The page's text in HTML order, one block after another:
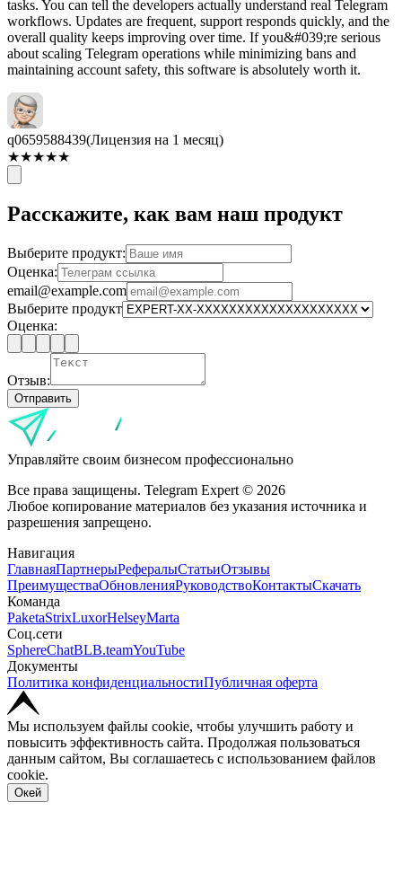
tasks. You can tell the developers actually understand real Telegram
workflows. Updates are frequent, support responds quickly, and the
overall quality keeps improving over time. If you&#039;re serious
about scaling Telegram operations while minimizing bans and
maintaining account safety, this software is absolutely worth it.
q0659588439(Лицензия на 1 месяц)
★★★★★
Расскажите, как вам наш продукт
Выберите продукт:
Оценка:
email@example.com
Выберите продукт
Оценка:
Отзыв:
Отправить
Управляйте своим бизнесом профессионально
Все права защищены. Telegram Expert © 2026
Любое копирование материалов без указания источника и
разрешения запрещено.
Навигация
ГлавнаяПартнерыРефералыСтатьиОтзывы
ПреимуществаОбновленияРуководствоКонтактыСкачать
Команда
PaketaStrixLuxorHelseyMarta
Соц.сети
SphereChatBLB.teamYouTube
Документы
Политика конфиденциальностиПубличная оферта
Мы используем файлы cookie, чтобы улучшить работу и
повысить эффективность сайта. Продолжая пользоваться
данным сайтом, Вы соглашаетесь с использованием файлов
cookie.
Окей